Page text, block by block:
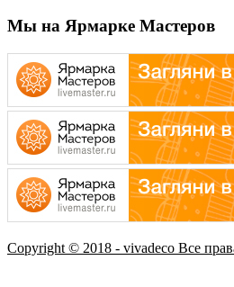
Мы на Ярмарке Мастеров
Copyright © 2018 - vivadeco Все